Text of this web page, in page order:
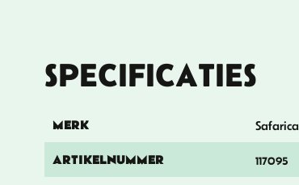
SPECIFICATIES
MERK Safarica
ARTIKELNUMMER 117095